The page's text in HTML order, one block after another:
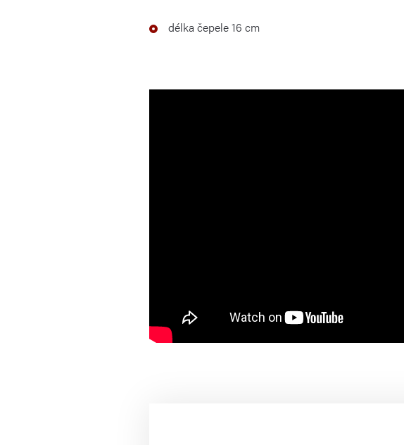
délka čepele 16 cm